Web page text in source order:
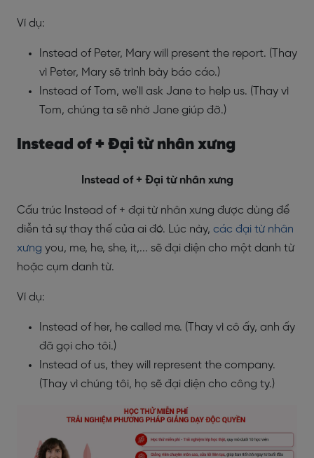
Ví dụ:
Instead of Peter, Mary will present the report. (Thay
vì Peter, Mary sẽ trình bày báo cáo.)
Instead of Tom, we'll ask Jane to help us. (Thay vì
Tom, chúng ta sẽ nhờ Jane giúp đỡ.)
Instead of + Đại từ nhân xưng
Instead of + Đại từ nhân xưng
Cấu trúc Instead of + đại từ nhân xưng được dùng để
diễn tả sự thay thế của ai đó. Lúc này, các đại từ nhân
xưng you, me, he, she, it,... sẽ đại diện cho một danh từ
hoặc cụm danh từ.
Ví dụ:
Instead of her, he called me. (Thay vì cô ấy, anh ấy
đã gọi cho tôi.)
Instead of us, they will represent the company.
(Thay vì chúng tôi, họ sẽ đại diện cho công ty.)